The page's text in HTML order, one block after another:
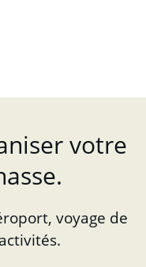
votre
voyage de